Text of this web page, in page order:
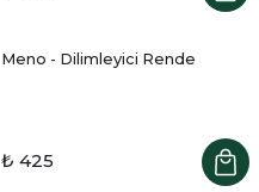
Meno - Dilimleyici Rende
₺ 425